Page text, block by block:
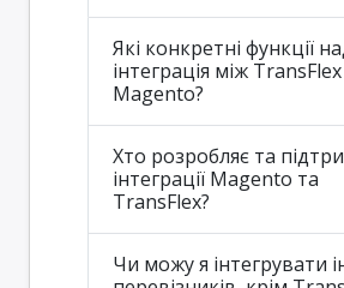
Які конкретні функції
інтеграція між
Magento?
Хто розробляє та
інтеграції Magento та
TransFlex?
Чи можу я інтегрувати